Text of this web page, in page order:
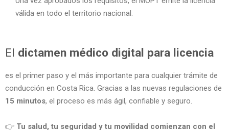
válida en todo el territorio nacional.
El dictamen médico digital para licencia
es el primer paso y el más importante para cualquier trámite de
conducción en Costa Rica. Gracias a las nuevas regulaciones de
15 minutos, el proceso es más ágil, confiable y seguro.
👉 Tu salud, tu seguridad y tu movilidad comienzan con el